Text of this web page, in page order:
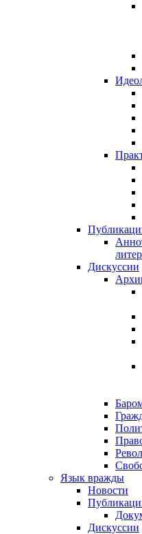
Дискуссии
Язык вражды
Новости
Дискуссии